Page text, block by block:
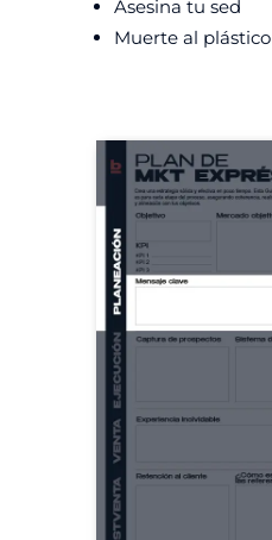
Asesina tu sed
Muerte al plástico